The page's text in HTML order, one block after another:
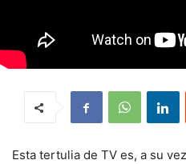
Esta tertulia de TV es, a su